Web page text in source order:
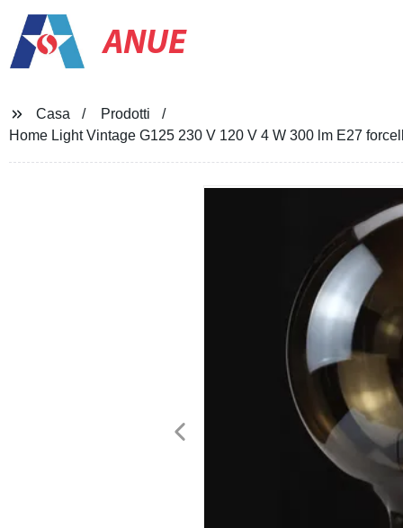
ANUE
Casa
Prodotti
Home Light Vintage G125 230 V 120 V 4 W 300 lm E27